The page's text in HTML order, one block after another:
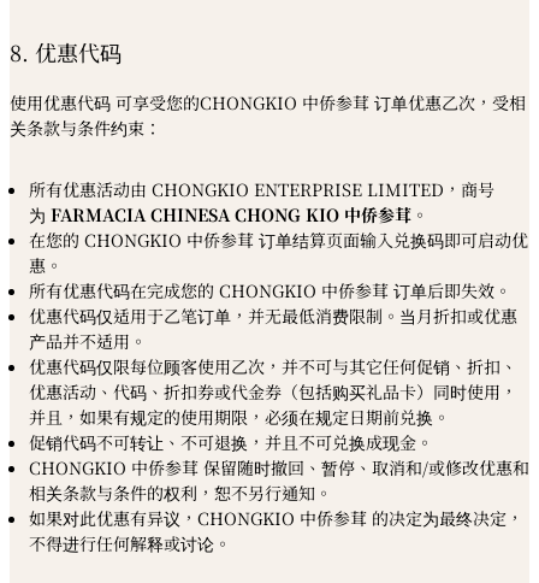
8. 优惠代码
使用优惠代码 可享受您的CHONGKIO 中侨参茸 订单优惠乙次，受相
关条款与条件约束：
所有优惠活动由 CHONGKIO ENTERPRISE LIMITED，商号
为 FARMACIA CHINESA CHONG KIO 中侨参茸 。
在您的 CHONGKIO 中侨参茸 订单结算页面输入兑换码即可启动优
惠。
所有优惠代码在完成您的 CHONGKIO 中侨参茸 订单后即失效。
优惠代码仅适用于乙笔订单，并无最低消费限制。当月折扣或优惠
产品并不适用。
优惠代码仅限每位顾客使用乙次，并不可与其它任何促销、折扣、
优惠活动、代码、折扣券或代金券（包括购买礼品卡）同时使用，
并且，如果有规定的使用期限，必须在规定日期前兑换。
促销代码不可转让、不可退换，并且不可兑换成现金。
CHONGKIO 中侨参茸 保留随时撤回、暂停、取消和/或修改优惠和
相关条款与条件的权利，恕不另行通知。
如果对此优惠有异议， CHONGKIO 中侨参茸 的决定为最终决定，
不得进行任何解释或讨论。